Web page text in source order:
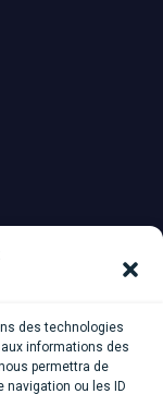
des technologies
informations des
permettra de
navigation ou les ID